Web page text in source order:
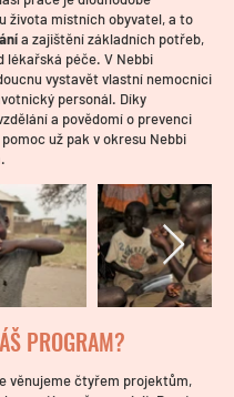
života místních obyvatel, a to
a zajištění základních potřeb,
lékařská péče. V Nebbi
vystavět vlastní nemocnici
personál. Díky
a povědomí o prevenci
už pak v okresu Nebbi
PROGRAM?
věnujeme čtyřem projektům,